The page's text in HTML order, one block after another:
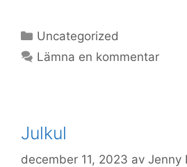
Kategorier
Uncategorized
Lämna en kommentar
Julkul
december 11, 2023 av Jenny